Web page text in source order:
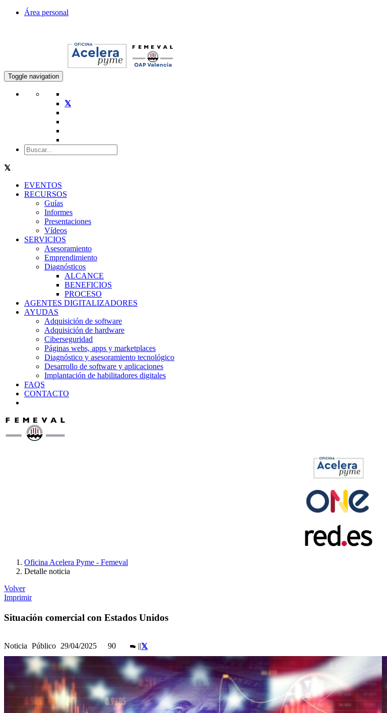
Área personal
Toggle navigation
EVENTOS
RECURSOS
Guías
Informes
Presentaciones
Vídeos
SERVICIOS
Asesoramiento
Emprendimiento
Diagnósticos
ALCANCE
BENEFICIOS
PROCESO
AGENTES DIGITALIZADORES
AYUDAS
Adquisición de software
Adquisición de hardware
Ciberseguridad
Páginas webs, apps y marketplaces
Diagnóstico y asesoramiento tecnológico
Desarrollo de software y aplicaciones
Implantación de habilitadores digitales
FAQS
CONTACTO
Oficina Acelera Pyme - Femeval
Detalle noticia
Volver
Imprimir
Situación comercial con Estados Unidos
Noticia Público 29/04/2025 90 ||